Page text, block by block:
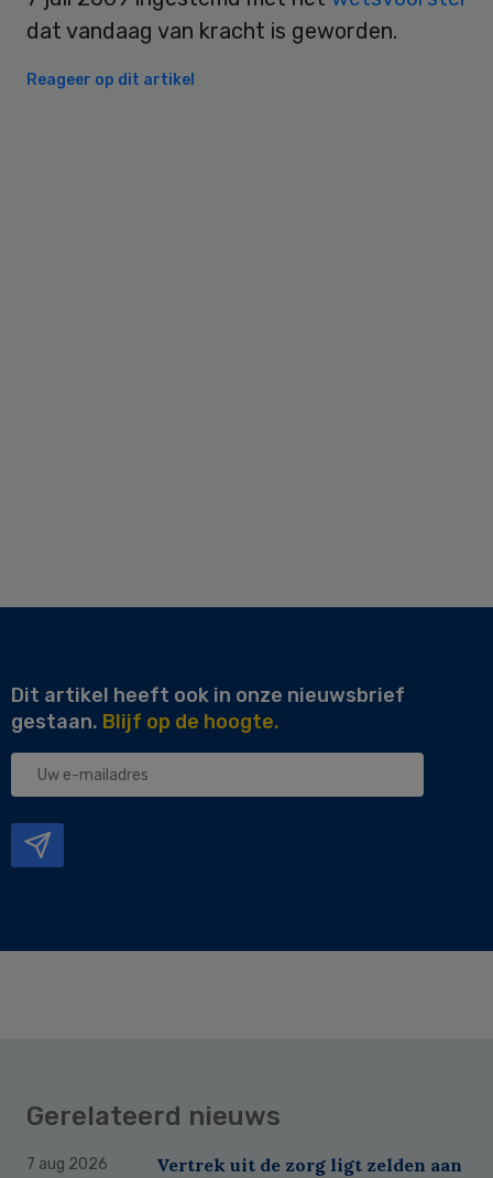
dat vandaag van kracht is geworden.
Reageer op dit artikel
Dit artikel heeft ook in onze nieuwsbrief
gestaan. Blijf op de hoogte.
Uw
Gerelateerd nieuws
7 aug 2026
Vertrek uit de zorg ligt zelden aan